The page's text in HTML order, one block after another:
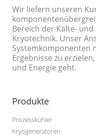
Wir liefern unseren
Bereich der Kälte-
Kryotechnik. Unser
Systemkomponenten
Ergebnisse zu
und Energie geht.
Produkte
Prozesskühler
Kryogeneratoren